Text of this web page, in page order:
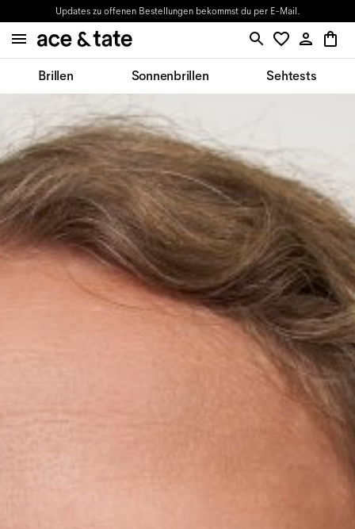
Updates zu offenen Bestellungen bekommst du per E-Mail.
Brillen Sonnenbrillen Sehtests